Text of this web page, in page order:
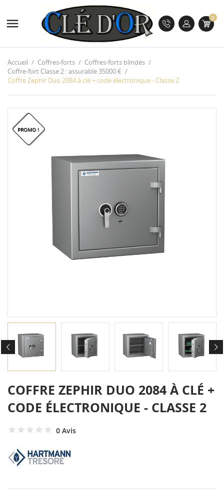
 0
Accueil Coffres-forts
Coffres-forts blindés
Coffre-fort Classe 2 : assurable 35000 €
Coffre Zephir Duo 2084 à clé + code électronique - Classe 2
PROMO !
PROMO !
COFFRE ZEPHIR DUO 2084 À CLÉ +
CODE ÉLECTRONIQUE - CLASSE 2
0 Avis